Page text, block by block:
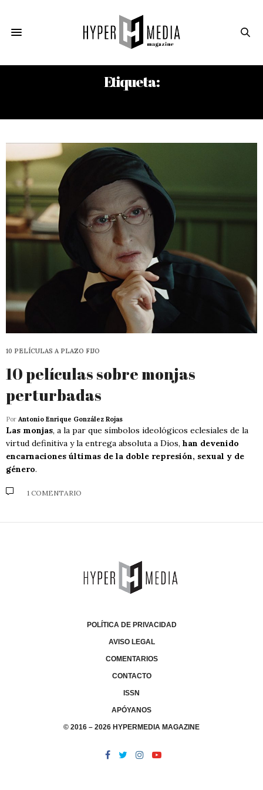
Etiqueta:
10 PELÍCULAS A PLAZO FIJO
10 películas sobre monjas
perturbadas
Por Antonio Enrique González Rojas
Las monjas, a la par que símbolos ideológicos eclesiales de la
virtud definitiva y la entrega absoluta a Dios, han devenido
encarnaciones últimas de la doble represión, sexual y de
género.
1 COMENTARIO
POLÍTICA DE PRIVACIDAD
AVISO LEGAL
COMENTARIOS
CONTACTO
ISSN
APÓYANOS
© 2016 – 2026 HYPERMEDIA MAGAZINE